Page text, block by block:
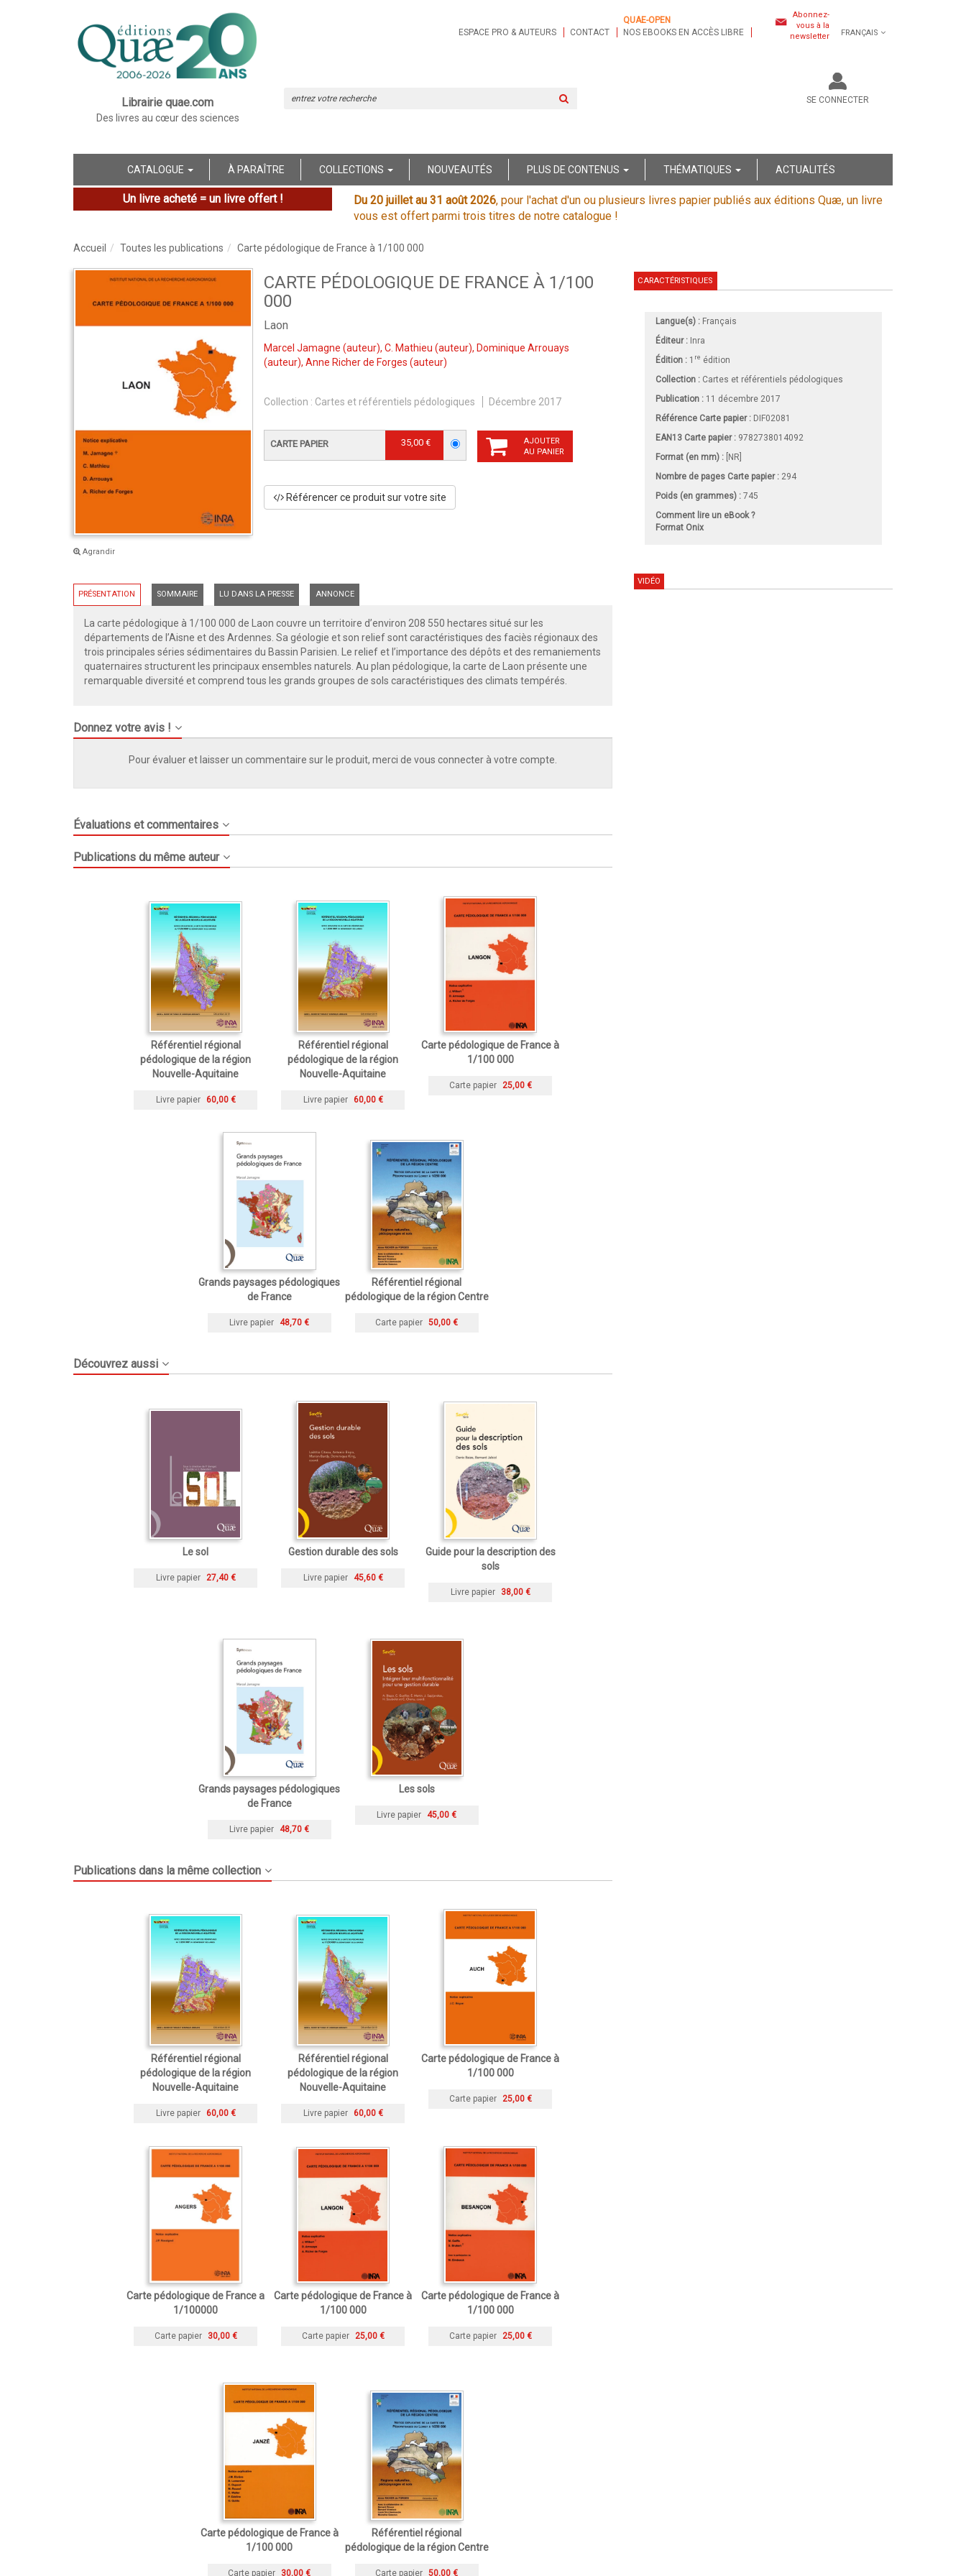
Librairie quae.com
Des livres au cœur des sciences
ESPACE PRO & AUTEURS CONTACT
QUAE-OPEN
NOS EBOOKS EN ACCÈS LIBRE
Abonnez-
vous à la
newsletter
FRANÇAIS
SE CONNECTER
CATALOGUE À PARAÎTRE COLLECTIONS NOUVEAUTÉS PLUS DE CONTENUS THÉMATIQUES ACTUALITÉS
Un livre acheté = un livre offert ! Du 20 juillet au 31 août 2026, pour l'achat d'un ou plusieurs livres papier publiés aux éditions Quæ, un livre
vous est offert parmi trois titres de notre catalogue !
Accueil Toutes les publications Carte pédologique de France à 1/100 000
Agrandir
CARTE PÉDOLOGIQUE DE FRANCE À 1/100
000
Laon
Marcel Jamagne (auteur), C. Mathieu (auteur), Dominique Arrouays
(auteur), Anne Richer de Forges (auteur)
Collection : Cartes et référentiels pédologiques Décembre 2017
CARTE PAPIER 35,00 €
AJOUTER
AU PANIER
Référencer ce produit sur votre site
PRÉSENTATION SOMMAIRE LU DANS LA PRESSE ANNONCE
La carte pédologique à 1/100 000 de Laon couvre un territoire d’environ 208 550 hectares situé sur les
départements de l’Aisne et des Ardennes. Sa géologie et son relief sont caractéristiques des faciès régionaux des
trois principales séries sédimentaires du Bassin Parisien. Le relief et l’importance des dépôts et des remaniements
quaternaires structurent les principaux ensembles naturels. Au plan pédologique, la carte de Laon présente une
remarquable diversité et comprend tous les grands groupes de sols caractéristiques des climats tempérés.
Donnez votre avis !
Pour évaluer et laisser un commentaire sur le produit, merci de vous connecter à votre compte.
Évaluations et commentaires
Publications du même auteur
Référentiel régional
pédologique de la région
Nouvelle-Aquitaine
Livre papier 60,00 €
Référentiel régional
pédologique de la région
Nouvelle-Aquitaine
Livre papier 60,00 €
Carte pédologique de France à
1/100 000
Carte papier 25,00 €
Grands paysages pédologiques
de France
Livre papier 48,70 €
Référentiel régional
pédologique de la région Centre
Carte papier 50,00 €
Découvrez aussi
Le sol
Livre papier 27,40 €
Gestion durable des sols
Livre papier 45,60 €
Guide pour la description des
sols
Livre papier 38,00 €
Grands paysages pédologiques
de France
Livre papier 48,70 €
Les sols
Livre papier 45,00 €
Publications dans la même collection
Référentiel régional
pédologique de la région
Nouvelle-Aquitaine
Livre papier 60,00 €
Référentiel régional
pédologique de la région
Nouvelle-Aquitaine
Livre papier 60,00 €
Carte pédologique de France à
1/100 000
Carte papier 25,00 €
Carte pédologique de France a
1/100000
Carte papier 30,00 €
Carte pédologique de France à
1/100 000
Carte papier 25,00 €
Carte pédologique de France à
1/100 000
Carte papier 25,00 €
Carte pédologique de France à
1/100 000
Carte papier 30,00 €
Référentiel régional
pédologique de la région Centre
Carte papier 50,00 €
CARACTÉRISTIQUES
Langue(s) : Français
Éditeur : Inra
Édition : 1 re édition
Collection : Cartes et référentiels pédologiques
Publication : 11 décembre 2017
Référence Carte papier : DIF02081
EAN13 Carte papier : 9782738014092
Format (en mm) : [NR]
Nombre de pages Carte papier: 294
Poids (en grammes) : 745
Comment lire un eBook ?
Format Onix
VIDÉO